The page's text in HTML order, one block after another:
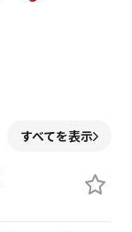
すべてを表示